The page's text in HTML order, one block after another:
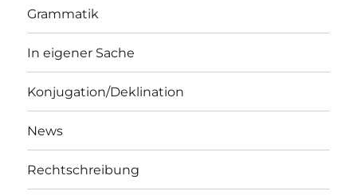
Grammatik
In eigener Sache
Konjugation/Deklination
News
Rechtschreibung